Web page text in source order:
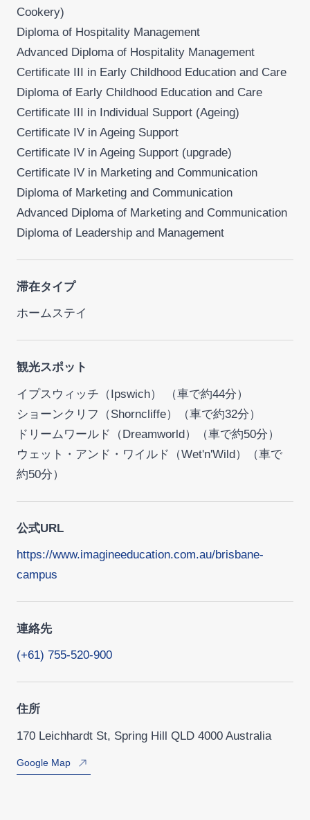
Cookery)
Diploma of Hospitality Management
Advanced Diploma of Hospitality Management
Certificate III in Early Childhood Education and Care
Diploma of Early Childhood Education and Care
Certificate III in Individual Support (Ageing)
Certificate IV in Ageing Support
Certificate IV in Ageing Support (upgrade)
Certificate IV in Marketing and Communication
Diploma of Marketing and Communication
Advanced Diploma of Marketing and Communication
Diploma of Leadership and Management
滞在タイプ
ホームステイ
観光スポット
イプスウィッチ（Ipswich） （車で約44分）
ショーンクリフ（Shorncliffe）（車で約32分）
ドリームワールド（Dreamworld）（車で約50分）
ウェット・アンド・ワイルド（Wet'n'Wild）（車で
約50分）
公式URL
https://www.imagineeducation.com.au/brisbane-
campus
連絡先
(+61) 755-520-900
住所
170 Leichhardt St, Spring Hill QLD 4000 Australia
Google Map